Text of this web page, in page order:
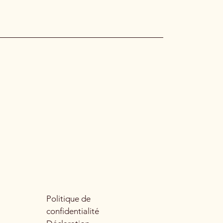
Politique de
confidentialité